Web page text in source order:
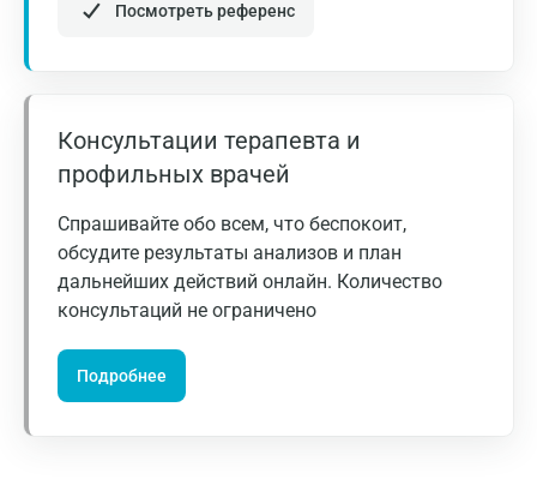
Посмотреть референс
Консультации терапевта и
профильных врачей
Спрашивайте обо всем, что беспокоит,
обсудите результаты анализов и план
дальнейших действий онлайн. Количество
консультаций не ограничено
Подробнее
Владимир
Вологда
Всеволожск
Геленджик
Голубое
Дзержинск